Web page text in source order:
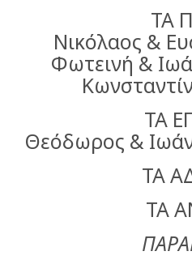
ΤΑ
Νικόλαος &
Φωτεινή &
ΤΑ
Θεόδωρος &
ΤΑ
ΤΑ